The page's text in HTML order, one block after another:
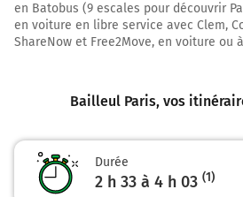
Autoroute du Nord
Prendre un ticket
Autoroute du Nord
Sortir et rejoindre A3 A3
kilomètre
en Batobus (9 escales pour découvrir
en voiture en libre service avec Clem,
ShareNow et Free2Move, en voiture ou
Bailleul Paris, vos
Durée
2 h 33 à 4 h 03 (1)